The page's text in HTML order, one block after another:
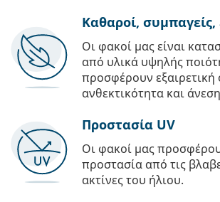
Καθαροί, συμπαγείς,
Οι φακοί μας είναι
από υλικά υψηλής
προσφέρουν εξαιρετική
ανθεκτικότητα και
Προστασία UV
Οι φακοί μας
προστασία από τις
ακτίνες του ήλιου.